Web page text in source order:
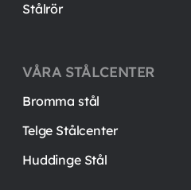
Stålrör
VÅRA STÅLCENTER
Bromma stål
Telge Stålcenter
Huddinge Stål